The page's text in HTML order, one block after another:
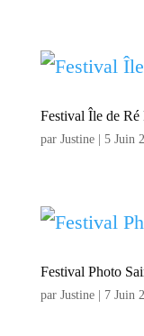
Festival Île de Ré
par Justine| 5 Juin
Festival Photo
par Justine| 7 Juin